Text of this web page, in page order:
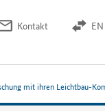
mit ihren Leichtbau-
Kontakt EN